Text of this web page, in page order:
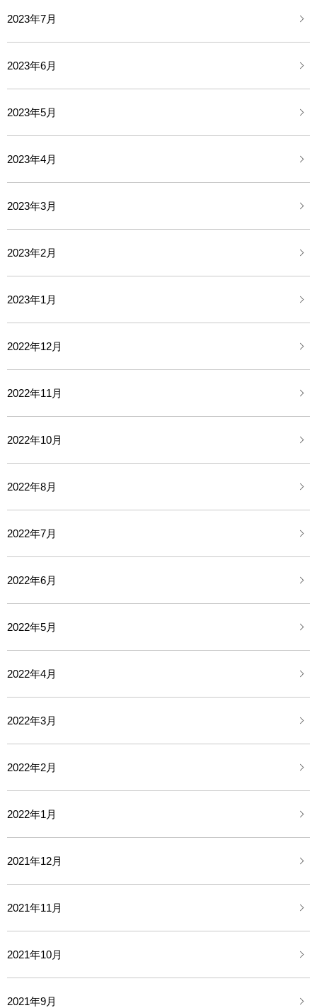
2023年7月
2023年6月
2023年5月
2023年4月
2023年3月
2023年2月
2023年1月
2022年12月
2022年11月
2022年10月
2022年8月
2022年7月
2022年6月
2022年5月
2022年4月
2022年3月
2022年2月
2022年1月
2021年12月
2021年11月
2021年10月
2021年9月